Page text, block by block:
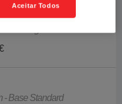
- Base Standard
Aceitar Todos